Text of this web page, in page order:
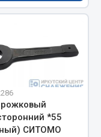
*55
СИТОМО